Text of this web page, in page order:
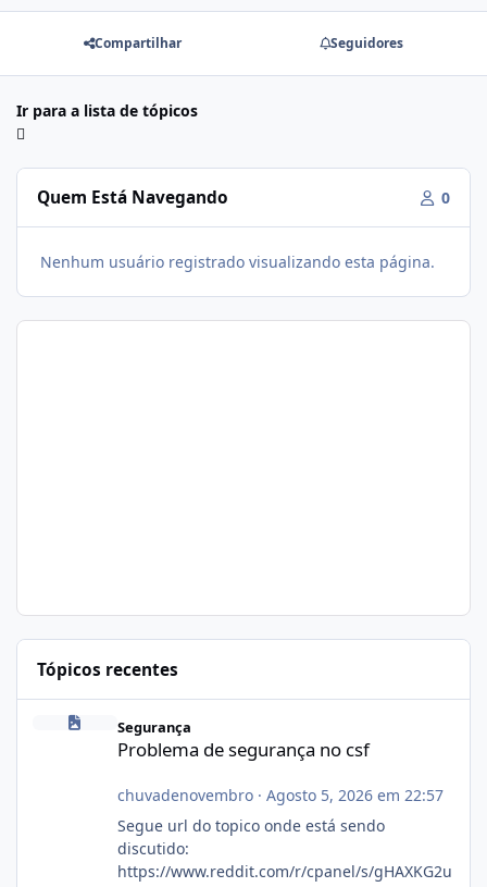
Compartilhar Seguidores
Ir para a lista de tópicos
Quem Está Navegando 0
Nenhum usuário registrado visualizando esta página.
Tópicos recentes
Problema de segurança no csf
Segurança
Problema de segurança no csf
chuvadenovembro· Agosto 5, 2026 em 22:57
Segue url do topico onde está sendo
discutido:
https://www.reddit.com/r/cpanel/s/gHAXKG2u